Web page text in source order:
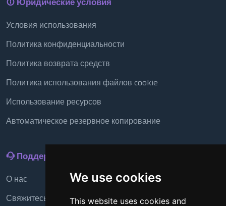
We use cookies
This website uses cookies and
Условия использования
Политика конфиденциальности
Политика возврата средств
Политика использования файлов cookie
Использование ресурсов
Автоматическое резервное копирование
Поддержка
О нас
Свяжитесь с нами